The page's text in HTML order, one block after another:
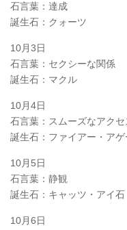
石言葉：達成
誕生石：クォーツ
10月3日
石言葉：セクシーな関係
誕生石：マクル
10月4日
石言葉：スムーズなアクセ
誕生石：ファイアー・ア
10月5日
石言葉：静観
誕生石：キャッツ・アイ石
10月6日